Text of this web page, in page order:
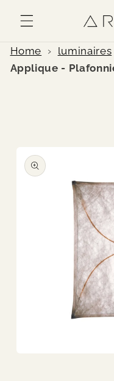
passer
au
Home › luminaires
Applique -